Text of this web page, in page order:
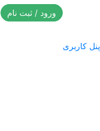
ورود / ثبت نام
پنل کاربری